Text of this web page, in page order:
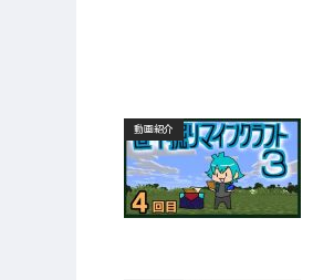
動画紹介